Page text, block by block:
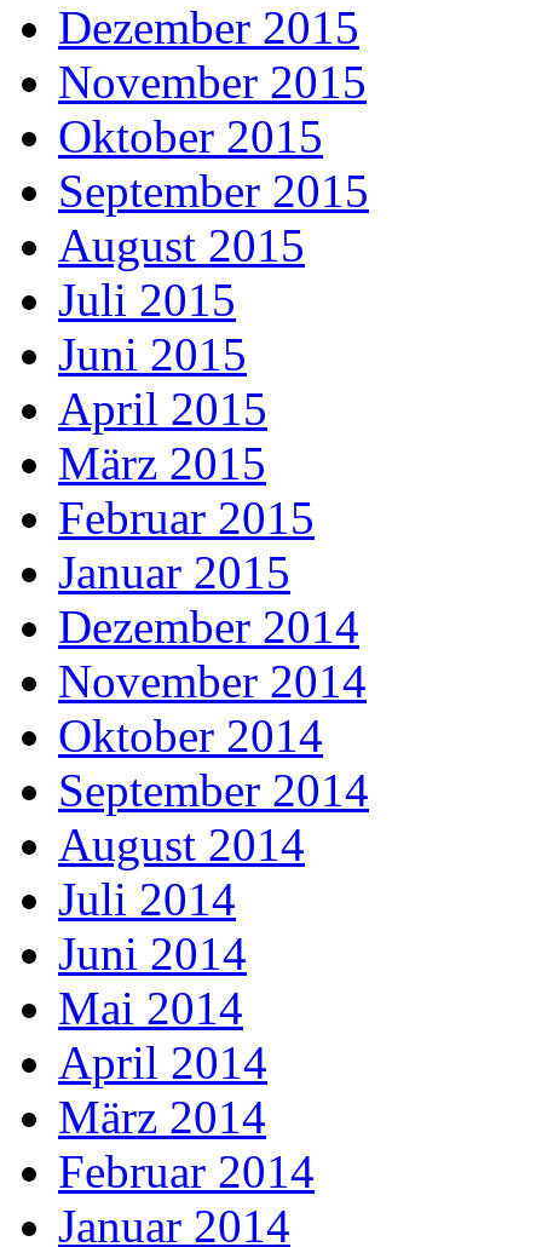
Dezember 2015
November 2015
Oktober 2015
September 2015
August 2015
Juli 2015
Juni 2015
April 2015
März 2015
Februar 2015
Januar 2015
Dezember 2014
November 2014
Oktober 2014
September 2014
August 2014
Juli 2014
Juni 2014
Mai 2014
April 2014
März 2014
Februar 2014
Januar 2014